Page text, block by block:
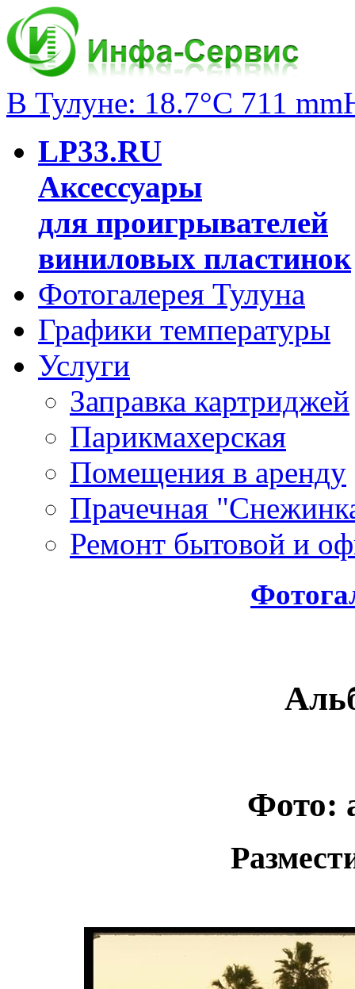
В Тулуне: 18.7°C 711
LP33.RU
Аксессуары
для проигрывателей
виниловых пластинок
Фотогалерея Тулуна
Графики температуры
Услуги
Заправка картриджей
Парикмахерская
Помещения в аренду
Прачечная
Ремонт бытовой и
Фото: